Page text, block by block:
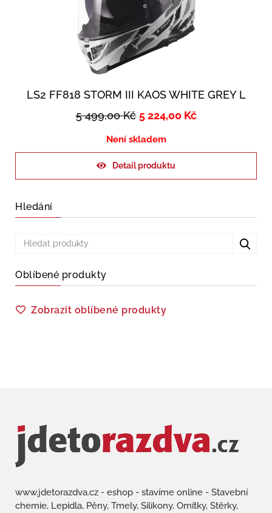
LS2 FF818 STORM III KAOS WHITE GREY L
5 499,00Kč 5 224,00 Kč
Není skladem
Detail produktu
Hledání
Oblíbené produkty
Zobrazit oblíbené produkty
www.jdetorazdva.cz - eshop - stavíme online - Stavební
chemie, Lepidla, Pěny, Tmely, Silikony, Omítky, Stěrky,